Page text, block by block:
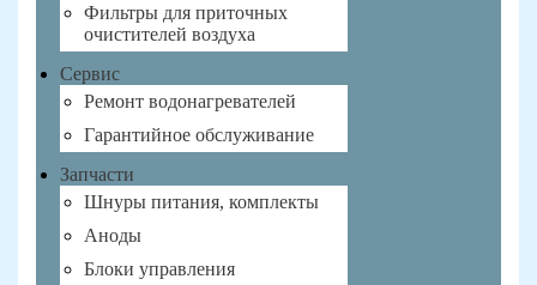
Фильтры для приточных
очистителей воздуха
Сервис
Ремонт водонагревателей
Гарантийное обслуживание
Запчасти
Шнуры питания, комплекты
Аноды
Блоки управления